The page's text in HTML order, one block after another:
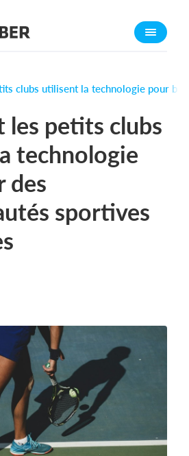
Se connecter
clubs utilisent la technologie pour
les petits clubs
technologie
des
sportives